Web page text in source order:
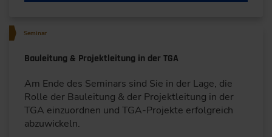
Seminar
Bauleitung & Projektleitung in der TGA
Am Ende des Seminars sind Sie in der Lage, die
Rolle der Bauleitung & der Projektleitung in der
TGA einzuordnen und TGA-Projekte erfolgreich
abzuwickeln.